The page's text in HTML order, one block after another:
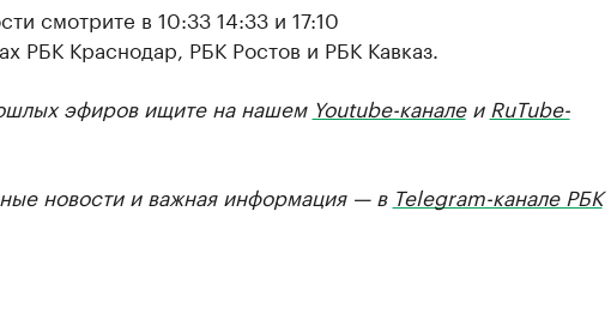
смотрите в 10:33 14:33 и 17:10
РБК Краснодар, РБК Ростов и РБК Кавказ.
эфиров ищите на нашем Youtube-каналеи RuTube-
новости и важная информация — в Telegram-канале РБК